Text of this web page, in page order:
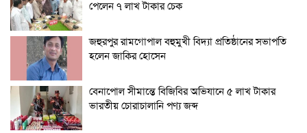
পেলেন ৭ লাখ টাকার চেক
জহুরপুর রামগোপাল বহুমুখী বিদ্যা প্রতিষ্ঠানের সভাপতি
হলেন জাকির হোসেন
বেনাপোল সীমান্তে বিজিবির অভিযানে ৫ লাখ টাকার
ভারতীয় চোরাচালানি পণ্য জব্দ